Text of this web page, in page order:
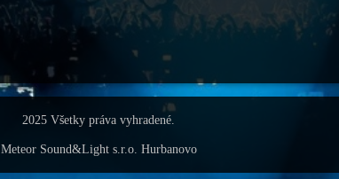
2025 Všetky práva vyhradené.
Meteor Sound&Light s.r.o. Hurbanovo